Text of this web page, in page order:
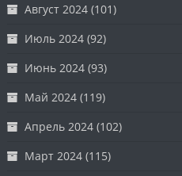
Август 2024 (101)
Июль 2024 (92)
Июнь 2024 (93)
Май 2024 (119)
Апрель 2024 (102)
Март 2024 (115)